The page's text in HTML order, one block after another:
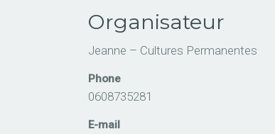
Organisateur
Jeanne – Cultures Permanentes
Phone
0608735281
E-mail